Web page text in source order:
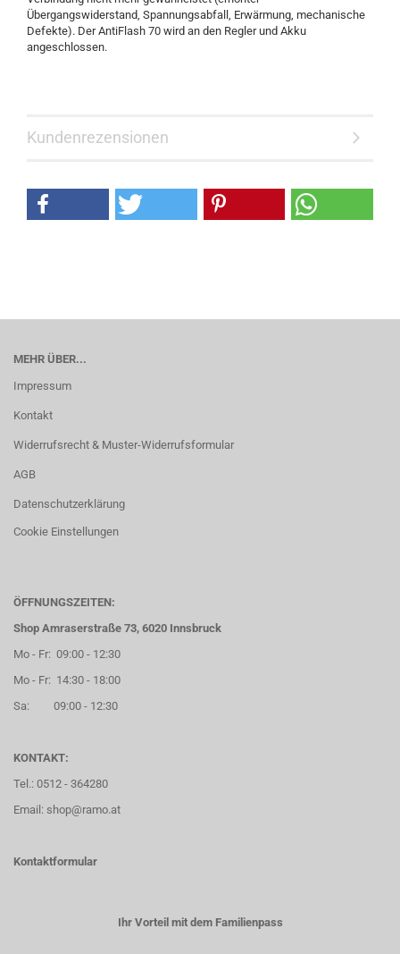
Übergangswiderstand, Spannungsabfall, Erwärmung, mechanische
Defekte). Der AntiFlash 70 wird an den Regler und Akku
angeschlossen.
Kundenrezensionen
MEHR ÜBER...
Impressum
Kontakt
Widerrufsrecht & Muster-Widerrufsformular
AGB
Datenschutzerklärung
Cookie Einstellungen
ÖFFNUNGSZEITEN:
Shop Amraserstraße 73, 6020 Innsbruck
Mo - Fr: 09:00 - 12:30
Mo - Fr: 14:30 - 18:00
Sa: 09:00 - 12:30
KONTAKT:
Tel.: 0512 - 364280
Email: shop@ramo.at
Kontaktformular
Ihr Vorteil mit dem Familienpass